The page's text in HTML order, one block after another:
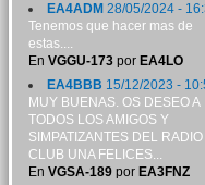
EA4ADM 28/05/2024 -
Tenemos que hacer mas de
estas....
En VGGU-173por EA4LO
EA4BBB 15/12/2023 -
MUY BUENAS. OS DESEO A
TODOS LOS AMIGOS Y
SIMPATIZANTES DEL RADIO
CLUB UNA FELICES...
En VGSA-189por EA3FNZ